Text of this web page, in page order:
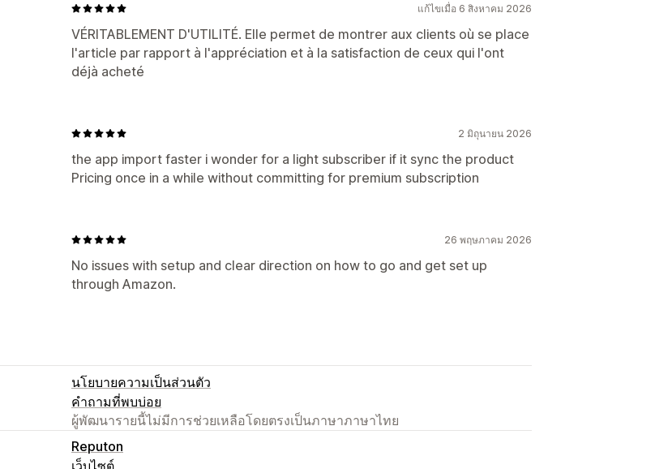
แก้ไขเมื่อ 6 สิงหาคม 2026
VÉRITABLEMENT D'UTILITÉ. Elle permet de montrer aux clients où se place
l'article par rapport à l'appréciation et à la satisfaction de ceux qui l'ont
déjà acheté
2 มิถุนายน 2026
the app import faster i wonder for a light subscriber if it sync the product
Pricing once in a while without committing for premium subscription
26 พฤษภาคม 2026
No issues with setup and clear direction on how to go and get set up
through Amazon.
นโยบายความเป็นส่วนตัว
คำถามที่พบบ่อย
ผู้พัฒนารายนี้ไม่มีการช่วยเหลือโดยตรงเป็นภาษาภาษาไทย
Reputon
เว็บไซต์